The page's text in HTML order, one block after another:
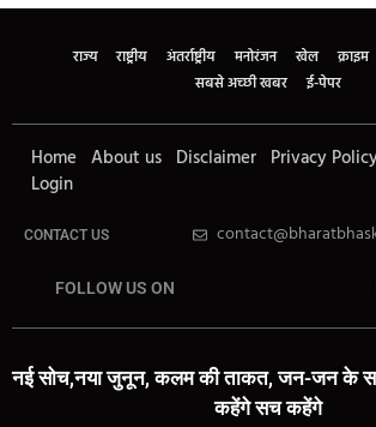
राज्य राष्ट्रीय अंतर्राष्ट्रीय मनोरंजन खेल क्राइम
सबसे अच्छी खबर
ई-पेपर
Home About us Disclaimer Privacy
Login
CONTACT US
FOLLOW US ON
नई सोच,नया जुनून, कलम की ताकत, जन-जन के
कहेंगे सच कहेंगे